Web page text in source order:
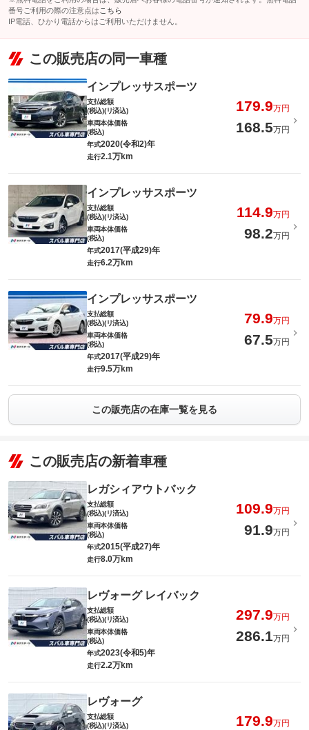
番号ご利用の際の注意点は こちら
IP電話、ひかり電話からはご利用いただけません。
この販売店の同一車種
インプレッサスポーツ
支払総額
(税込)(リ済込)
179.9万円
車両本体価格
(税込)
168.5万円
年式2020(令和2)年
走行2.1万km
インプレッサスポーツ
支払総額
(税込)(リ済込)
114.9万円
車両本体価格
(税込)
98.2万円
年式2017(平成29)年
走行6.2万km
インプレッサスポーツ
支払総額
(税込)(リ済込)
79.9万円
車両本体価格
(税込)
67.5万円
年式2017(平成29)年
走行9.5万km
この販売店の在庫一覧を見る
この販売店の新着車種
レガシィアウトバック
支払総額
(税込)(リ済込)
109.9万円
車両本体価格
(税込)
91.9万円
年式2015(平成27)年
走行8.0万km
レヴォーグ レイバック
支払総額
(税込)(リ済込)
297.9万円
車両本体価格
(税込)
286.1万円
年式2023(令和5)年
走行2.2万km
レヴォーグ
支払総額
(税込)(リ済込)
179.9万円